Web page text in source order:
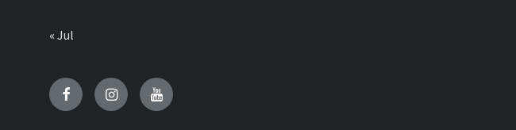
« Jul
FacebookInstagramYoutube